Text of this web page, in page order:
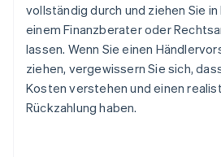
vollständig durch und ziehen Sie in
einem Finanzberater oder
lassen. Wenn Sie einen
ziehen, vergewissern Sie sich,
Kosten verstehen und einen
Rückzahlung haben.